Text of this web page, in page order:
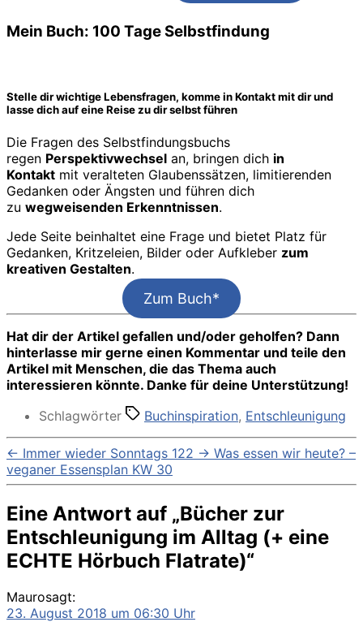
Mein Buch: 100 Tage Selbstfindung
Stelle dir wichtige Lebensfragen, komme in Kontakt mit dir und
lasse dich auf eine Reise zu dir selbst führen
Die Fragen des Selbstfindungsbuchs
regen Perspektivwechsel an, bringen dich in
Kontakt mit veralteten Glaubenssätzen, limitierenden
Gedanken oder Ängsten und führen dich
zu wegweisenden Erkenntnissen.
Jede Seite beinhaltet eine Frage und bietet Platz für
Gedanken, Kritzeleien, Bilder oder Aufkleber zum
kreativen Gestalten.
Zum Buch*
Hat dir der Artikel gefallen und/oder geholfen? Dann
hinterlasse mir gerne einen Kommentar und teile den
Artikel mit Menschen, die das Thema auch
interessieren könnte. Danke für deine Unterstützung!
Schlagwörter
Buchinspiration, Entschleunigung
← Immer wieder Sonntags 122 → Was essen wir heute? –
veganer Essensplan KW 30
Eine Antwort auf „Bücher zur
Entschleunigung im Alltag (+ eine
ECHTE Hörbuch Flatrate)“
Maurosagt:
23. August 2018 um 06:30 Uhr